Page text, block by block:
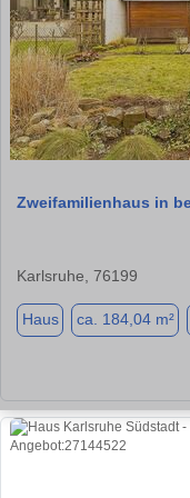
Zweifamilienhaus in
Karlsruhe, 76199
Haus ca. 184,04 m²